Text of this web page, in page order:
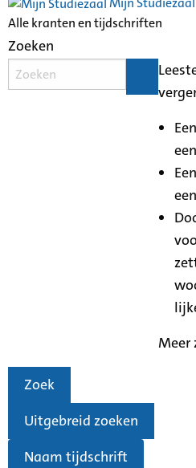
Alle kranten en tijdschriften
Zoeken
Meer
Zoek
Uitgebreid zoeken
Naam tijdschrift